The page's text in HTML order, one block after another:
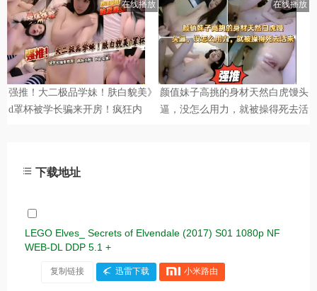
下载地址
LEGO Elves_ Secrets of Elvendale (2017) S01 1080p NF
WEB-DL DDP 5.1 +
复制链接 迅雷下载 小米路由